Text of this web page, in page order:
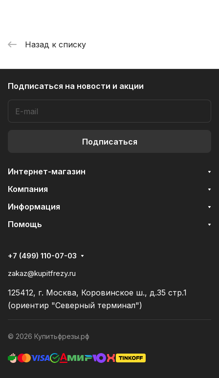
Назад к списку
Подписаться на новости и акции
Подписаться
Интернет-магазин
Компания
Информация
Помощь
+7 (499) 110-07-03
zakaz@kupitfrezy.ru
125412, г. Москва, Коровинское ш., д.35 стр.1
(ориентир "Северный терминал")
© 2026 Купитьфрезы.рф